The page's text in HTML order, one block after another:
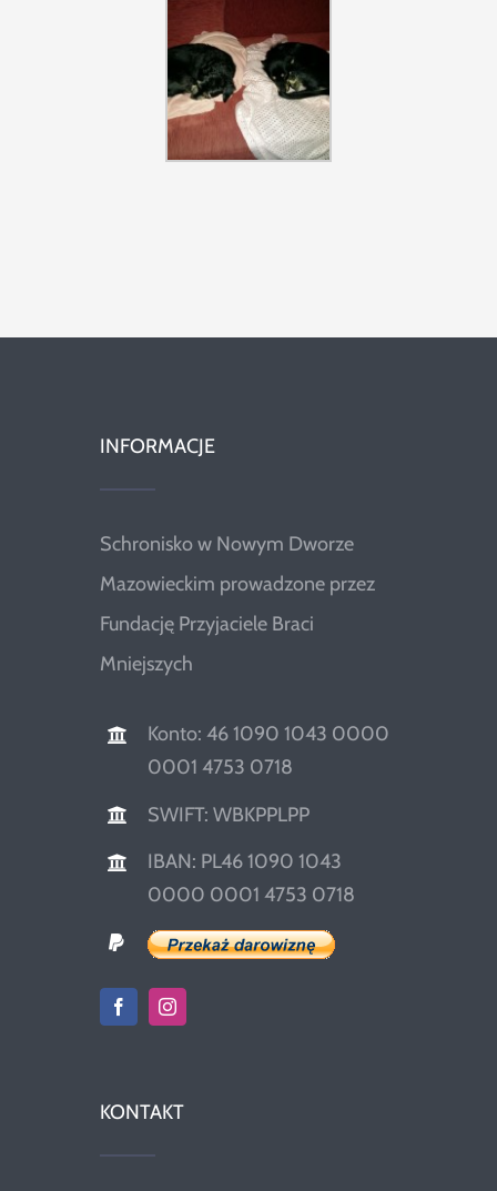
INFORMACJE
Schronisko w Nowym Dworze
Mazowieckim prowadzone przez
Fundację Przyjaciele Braci
Mniejszych
Konto: 46 1090 1043 0000
0001 4753 0718
SWIFT: WBKPPLPP
IBAN: PL46 1090 1043
0000 0001 4753 0718
KONTAKT